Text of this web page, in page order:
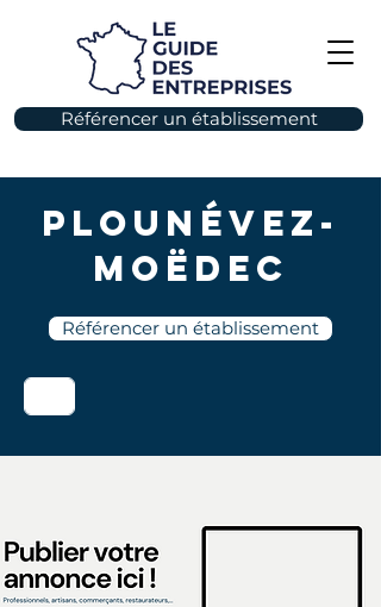
Référencer un établissement
Plounévez-
Moëdec
Référencer un établissement